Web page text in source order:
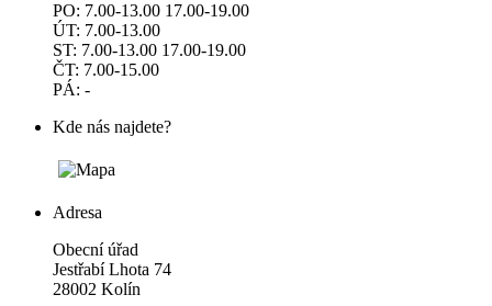
PO: 7.00-13.00 17.00-19.00
ÚT: 7.00-13.00
ST: 7.00-13.00 17.00-19.00
ČT: 7.00-15.00
PÁ: -
Kde nás najdete?
Adresa
Obecní úřad
Jestřabí Lhota 74
28002 Kolín